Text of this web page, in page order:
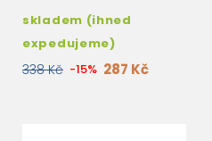
STUDENT'S BOOK
WITH DIGITAL PACK
skladem (ihned
expedujeme)
338 Kč -15% 287 Kč